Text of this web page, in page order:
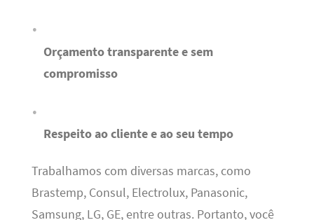
Orçamento transparente e sem
compromisso
Respeito ao cliente e ao seu tempo
Trabalhamos com diversas marcas, como
Brastemp, Consul, Electrolux, Panasonic,
Samsung, LG, GE, entre outras. Portanto, você